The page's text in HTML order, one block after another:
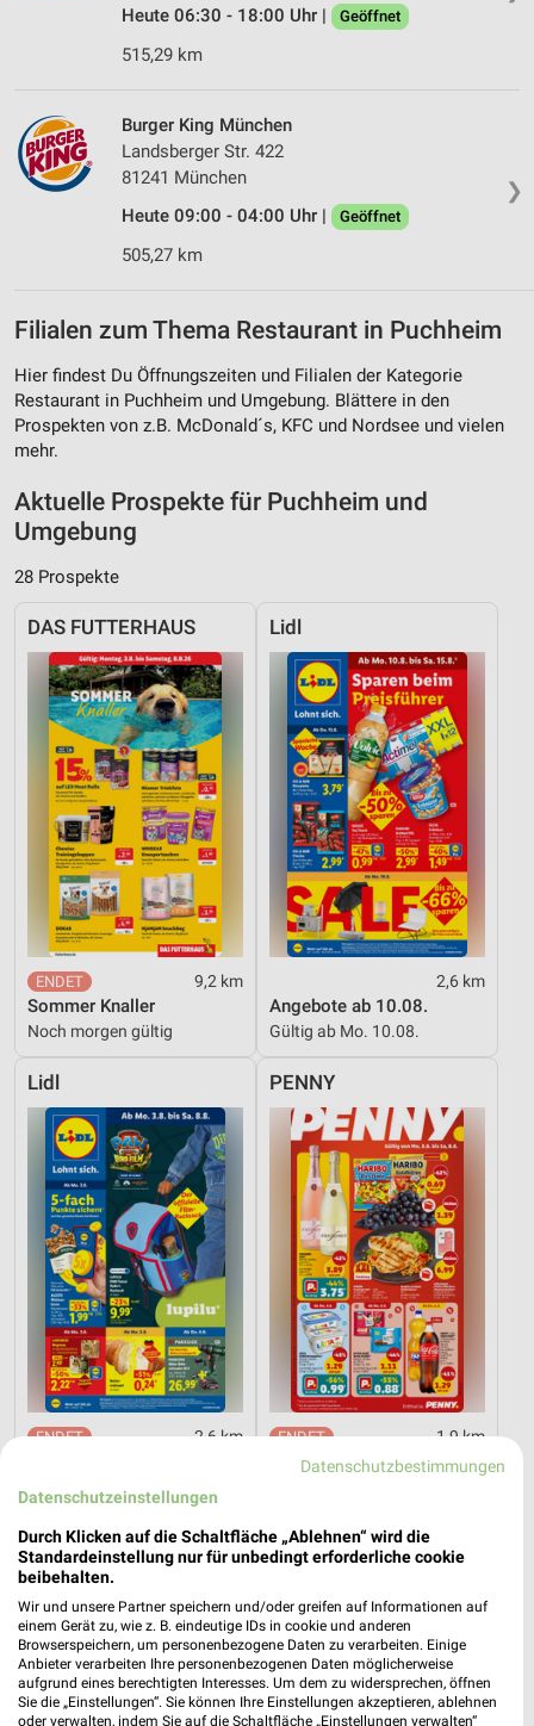
Heute 06:30 - 18:00 Uhr |
Geöffnet
515,29 km
❯
Burger King München
Landsberger Str. 422
81241 München
Heute 09:00 - 04:00 Uhr |
Geöffnet
505,27 km
Filialen zum Thema Restaurant in Puchheim
Hier findest Du Öffnungszeiten und Filialen der Kategorie
Restaurant in Puchheim und Umgebung. Blättere in den
Prospekten von z.B. McDonald´s, KFC und Nordsee und vielen
mehr.
Aktuelle Prospekte für Puchheim und
Umgebung
28 Prospekte
DAS FUTTERHAUS
9,2 km
Sommer Knaller
Noch morgen gültig
Lidl
2,6 km
Angebote ab 10.08.
Gültig ab Mo. 10.08.
Lidl
2,6 km
Noch morgen gültig
PENNY
1,9 km
Angebote ab 03.08.
toom Baumarkt XXXLutz
Datenschutzbestimmungen
Datenschutzeinstellungen
Durch Klicken auf die Schaltfläche „Ablehnen“ wird die
Standardeinstellung nur für unbedingt erforderliche cookie
beibehalten.
Wir und unsere Partner speichern und/oder greifen auf Informationen auf
einem Gerät zu, wie z. B. eindeutige IDs in cookie und anderen
Browserspeichern, um personenbezogene Daten zu verarbeiten. Einige
Anbieter verarbeiten Ihre personenbezogenen Daten möglicherweise
aufgrund eines berechtigten Interesses. Um dem zu widersprechen, öffnen
Sie die „Einstellungen“. Sie können Ihre Einstellungen akzeptieren, ablehnen
oder verwalten, indem Sie auf die Schaltfläche „Einstellungen verwalten“